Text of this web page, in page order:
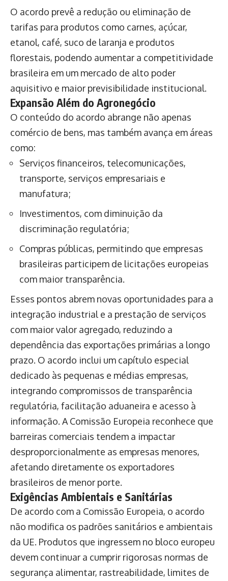
O acordo prevê a redução ou eliminação de
tarifas para produtos como carnes, açúcar,
etanol, café, suco de laranja e produtos
florestais, podendo aumentar a competitividade
brasileira em um mercado de alto poder
aquisitivo e maior previsibilidade institucional.
Expansão Além do Agronegócio
O conteúdo do acordo abrange não apenas
comércio de bens, mas também avança em áreas
como:
Serviços financeiros, telecomunicações,
transporte, serviços empresariais e
manufatura;
Investimentos, com diminuição da
discriminação regulatória;
Compras públicas, permitindo que empresas
brasileiras participem de licitações europeias
com maior transparência.
Esses pontos abrem novas oportunidades para a
integração industrial e a prestação de serviços
com maior valor agregado, reduzindo a
dependência das exportações primárias a longo
prazo. O acordo inclui um capítulo especial
dedicado às pequenas e médias empresas,
integrando compromissos de transparência
regulatória, facilitação aduaneira e acesso à
informação. A Comissão Europeia reconhece que
barreiras comerciais tendem a impactar
desproporcionalmente as empresas menores,
afetando diretamente os exportadores
brasileiros de menor porte.
Exigências Ambientais e Sanitárias
De acordo com a Comissão Europeia, o acordo
não modifica os padrões sanitários e ambientais
da UE. Produtos que ingressem no bloco europeu
devem continuar a cumprir rigorosas normas de
segurança alimentar, rastreabilidade, limites de